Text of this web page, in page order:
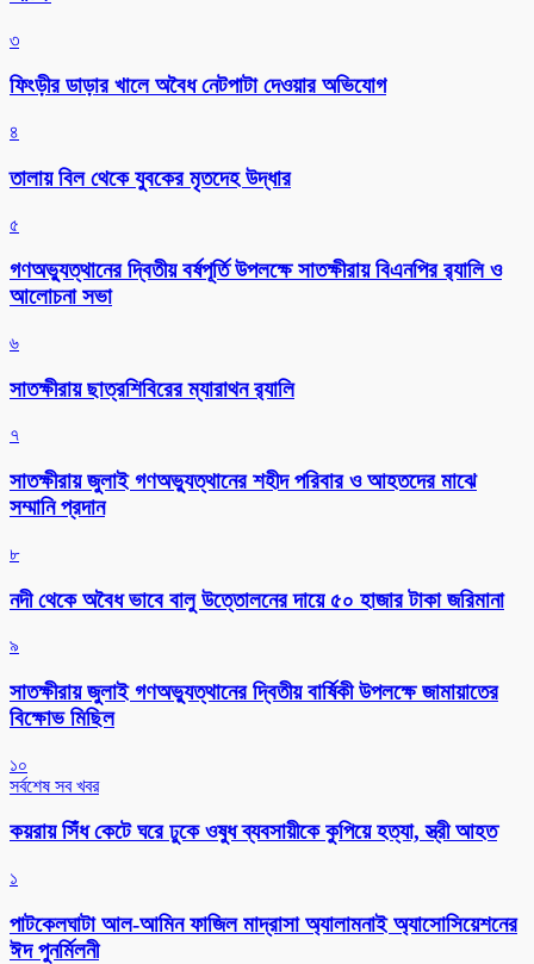
৩
ফিংড়ীর ডাড়ার খালে অবৈধ নেটপাটা দেওয়ার অভিযোগ
৪
তালায় বিল থেকে যুবকের মৃতদেহ উদ্ধার
৫
গণঅভ্যুত্থানের দ্বিতীয় বর্ষপূর্তি উপলক্ষে সাতক্ষীরায় বিএনপির র‌্যালি ও
আলোচনা সভা
৬
সাতক্ষীরায় ছাত্রশিবিরের ম্যারাথন র‌্যালি
৭
সাতক্ষীরায় জুলাই গণঅভ্যুত্থানের শহীদ পরিবার ও আহতদের মাঝে
সম্মানি প্রদান
৮
নদী থেকে অবৈধ ভাবে বালু উত্তোলনের দায়ে ৫০ হাজার টাকা জরিমানা
৯
সাতক্ষীরায় জুলাই গণঅভ্যুত্থানের দ্বিতীয় বার্ষিকী উপলক্ষে জামায়াতের
বিক্ষোভ মিছিল
১০
সর্বশেষ সব খবর
কয়রায় সিঁধ কেটে ঘরে ঢুকে ওষুধ ব্যবসায়ীকে কুপিয়ে হত্যা, স্ত্রী আহত
১
পাটকেলঘাটা আল-আমিন ফাজিল মাদ্রাসা অ্যালামনাই অ্যাসোসিয়েশনের
ঈদ পুনর্মিলনী